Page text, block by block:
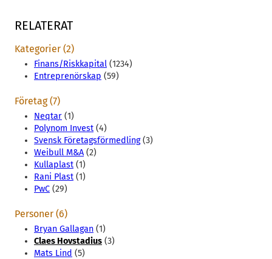
RELATERAT
Kategorier (2)
Finans/Riskkapital (1234)
Entreprenörskap (59)
Företag (7)
Neqtar (1)
Polynom Invest (4)
Svensk Företagsförmedling(3)
Weibull M&A (2)
Kullaplast (1)
Rani Plast (1)
PwC (29)
Personer (6)
Bryan Gallagan (1)
Claes Hovstadius (3)
Mats Lind (5)